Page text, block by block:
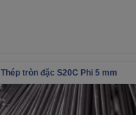
Thép tròn đặc S20C Phi 5 mm